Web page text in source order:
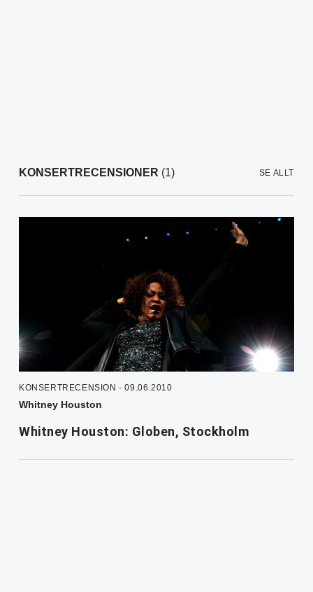
KONSERTRECENSIONER (1) SE ALLT
KONSERTRECENSION - 09.06.2010
Whitney Houston
Whitney Houston: Globen, Stockholm